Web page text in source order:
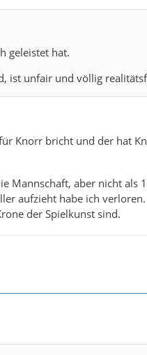
geleistet hat.
ist unfair und völlig
Knorr bricht und der hat
Mannschaft, aber nicht als
aufzieht habe ich
der Spielkunst sind.